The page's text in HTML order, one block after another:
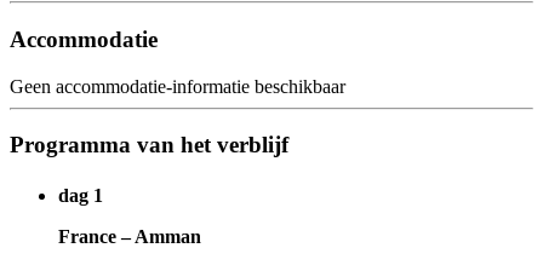
Accommodatie
Geen accommodatie-informatie beschikbaar
Programma van het verblijf
dag 1
France – Amman